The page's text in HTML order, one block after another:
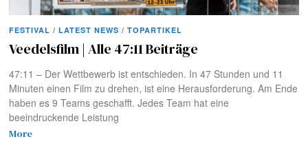
FESTIVAL / LATEST NEWS / TOPARTIKEL
Veedelsfilm | Alle 47:11 Beiträge
47:11 – Der Wettbewerb ist entschieden. In 47 Stunden und 11
Minuten einen Film zu drehen, ist eine Herausforderung. Am Ende
haben es 9 Teams geschafft. Jedes Team hat eine
beeindruckende Leistung
More